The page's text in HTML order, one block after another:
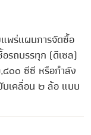
พร่แผนการจัดซื้อ
รถบรรทุก (ดีเซล)
๐๐ ซีซี หรือกำลัง
เคลื่อน ๒ ล้อ แบบ